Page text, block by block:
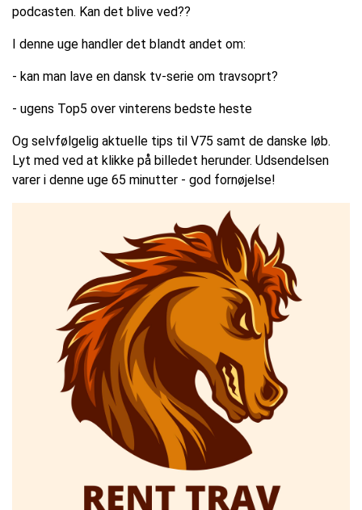
podcasten. Kan det blive ved??
I denne uge handler det blandt andet om:
- kan man lave en dansk tv-serie om travsoprt?
- ugens Top5 over vinterens bedste heste
Og selvfølgelig aktuelle tips til V75 samt de danske løb.
Lyt med ved at klikke på billedet herunder. Udsendelsen
varer i denne uge 65 minutter - god fornøjelse!